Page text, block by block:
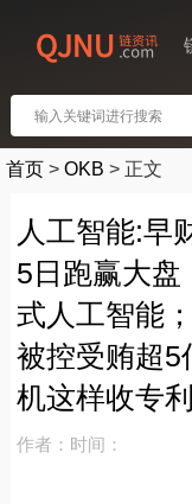
首页 > OKB > 正文
人工智能:早
5日跑赢大盘
式人工智能
被控受贿超5
机这样收专
作者： 时间：